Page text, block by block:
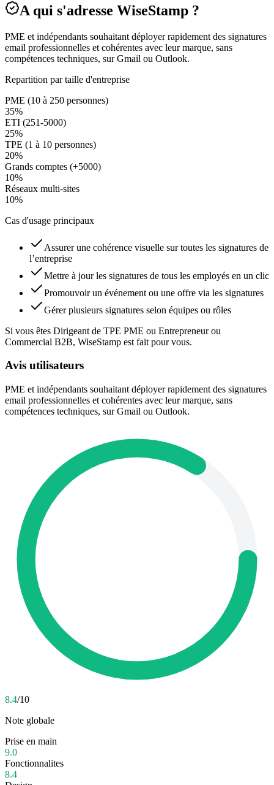
A qui s'adresse WiseStamp ?
PME et indépendants souhaitant déployer rapidement des signatures
email professionnelles et cohérentes avec leur marque, sans
compétences techniques, sur Gmail ou Outlook.
Repartition par taille d'entreprise
PME (10 à 250 personnes)
35%
ETI (251-5000)
25%
TPE (1 à 10 personnes)
20%
Grands comptes (+5000)
10%
Réseaux multi-sites
10%
Cas d'usage principaux
Assurer une cohérence visuelle sur toutes les signatures de
l’entreprise
Mettre à jour les signatures de tous les employés en un clic
Promouvoir un événement ou une offre via les signatures
Gérer plusieurs signatures selon équipes ou rôles
Si vous êtes Dirigeant de TPE PME ou Entrepreneur ou
Commercial B2B, WiseStamp est fait pour vous.
Avis utilisateurs
PME et indépendants souhaitant déployer rapidement des signatures
email professionnelles et cohérentes avec leur marque, sans
compétences techniques, sur Gmail ou Outlook.
8.4/10
Note globale
Prise en main
9.0
Fonctionnalites
8.4